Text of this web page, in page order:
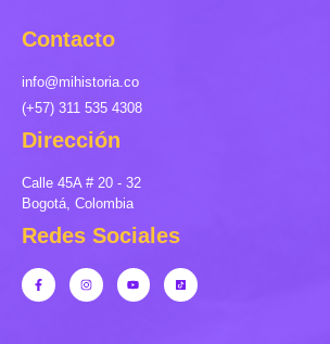
Contacto
info@mihistoria.co
(+57) 311 535 4308
Dirección
Calle 45A # 20 - 32
Bogotá, Colombia
Redes Sociales